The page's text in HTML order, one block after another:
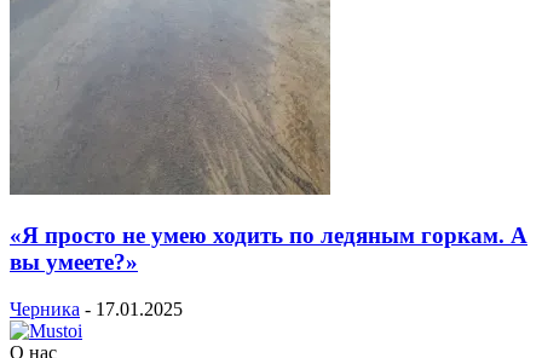
«Я просто не умею ходить по ледяным горкам. А
вы умеете?»
Черника - 17.01.2025
О нас